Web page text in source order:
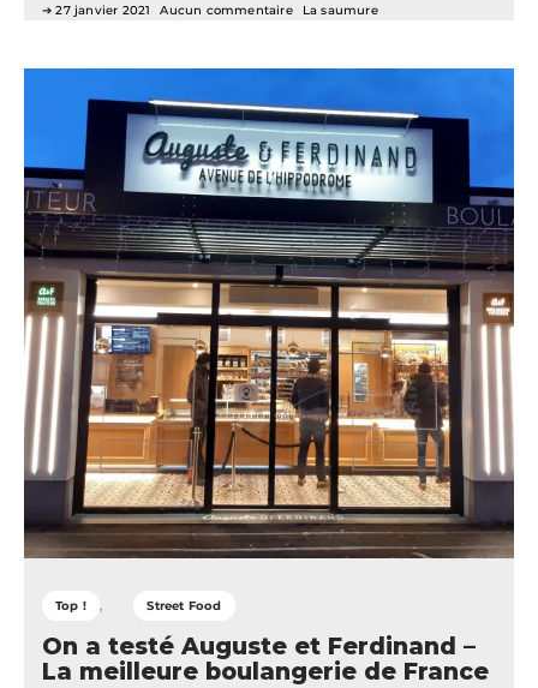
27 janvier 2021 Aucun commentaire La saumure
Top ! Street Food
On a testé Auguste et Ferdinand –
La meilleure boulangerie de France